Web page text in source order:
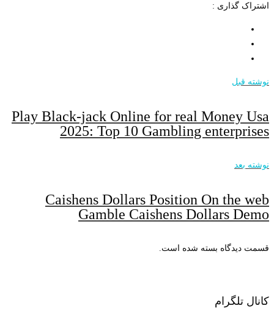
اشتراک گذاری :
نوشته قبل
Play Black-jack Online for real Money Usa
2025: Top 10 Gambling enterprises
نوشته بعد
Caishens Dollars Position On the web
Gamble Caishens Dollars Demo
قسمت دیدگاه بسته شده است.
کانال تلگرام